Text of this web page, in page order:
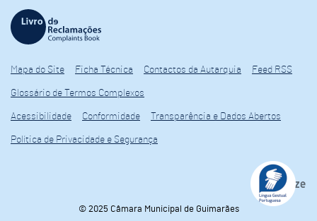
Mapa do Site Ficha Técnica Contactos da Autarquia Feed RSS
Glossário de Termos Complexos
Acessibilidade Conformidade Transparência e Dados Abertos
Política de Privacidade e Segurança
© 2025 Câmara Municipal de Guimarães